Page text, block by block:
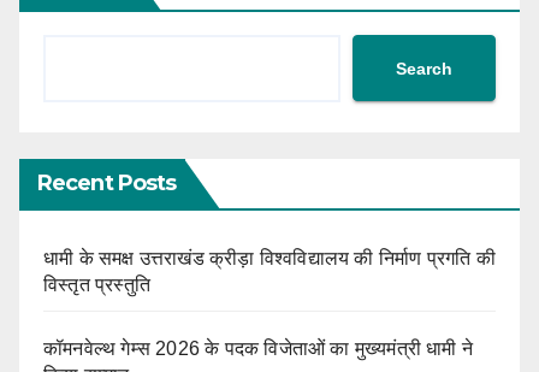
Search
Recent Posts
धामी के समक्ष उत्तराखंड क्रीड़ा विश्वविद्यालय की निर्माण प्रगति की
विस्तृत प्रस्तुति
कॉमनवेल्थ गेम्स 2026 के पदक विजेताओं का मुख्यमंत्री धामी ने